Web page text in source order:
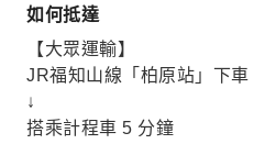
如何抵達
【大眾運輸】
JR福知山線「柏原站」下車
↓
搭乘計程車 5 分鐘